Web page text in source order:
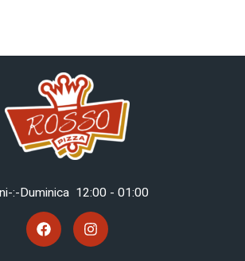
:-Duminica 12:00 - 01:00